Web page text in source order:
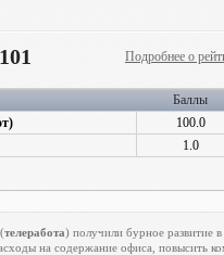
101 Подробнее о
Баллы
100.0
1.0
телеработа) получили бурное развитие
на содержание офиса, повысить